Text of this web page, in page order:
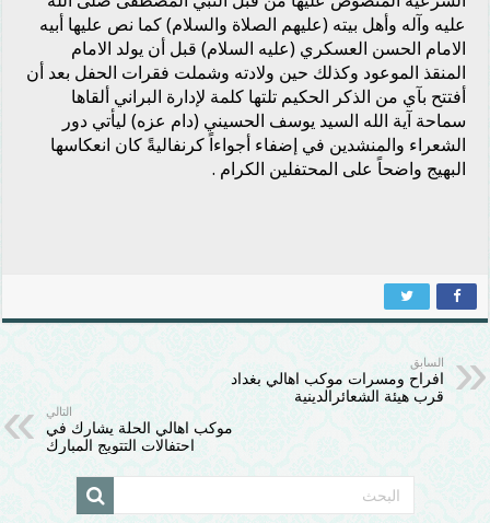
عليه وآله وأهل بيته (عليهم الصلاة والسلام) كما نص عليها أبيه
الامام الحسن العسكري (عليه السلام) قبل أن يولد الامام
المنقذ الموعود وكذلك حين ولادته وشملت فقرات الحفل بعد أن
أفتتح بآي من الذكر الحكيم تلتها كلمة لإدارة البراني ألقاها
سماحة آية الله السيد يوسف الحسيني (دام عزه) ليأتي دور
الشعراء والمنشدين في إضفاء أجواءاً كرنفاليةً كان انعكاسها
البهيج واضحاً على المحتفلين الكرام .
السابق
افراح ومسرات موكب اهالي بغداد
قرب هيئة الشعائرالدينية
التالي
موكب اهالي الحلة يشارك في
احتفالات التتويج المبارك